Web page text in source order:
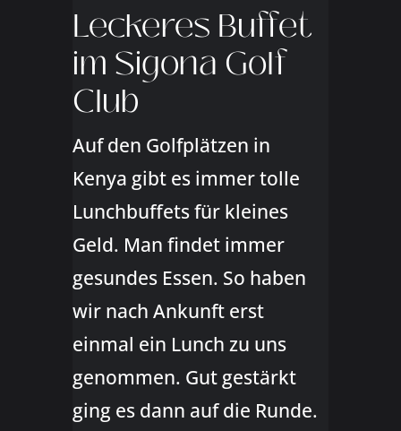
Leckeres Buffet
im Sigona Golf
Club
Auf den Golfplätzen in
Kenya gibt es immer tolle
Lunchbuffets für kleines
Geld. Man findet immer
gesundes Essen. So haben
wir nach Ankunft erst
einmal ein Lunch zu uns
genommen. Gut gestärkt
ging es dann auf die Runde.